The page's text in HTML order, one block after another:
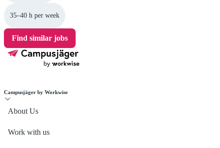
35–40 h per week
Find similar jobs
Campusjäger by Workwise
About Us
Work with us